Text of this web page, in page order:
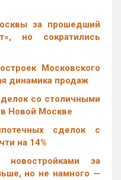
за прошедший
но сократились
Московского
динамика продаж
со столичными
Новой Москве
сделок с
на 14%
за
но не намного —